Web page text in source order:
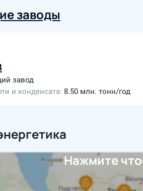
заводы
завод
и конденсата 8.50 млн. тонн/год
Нажмите